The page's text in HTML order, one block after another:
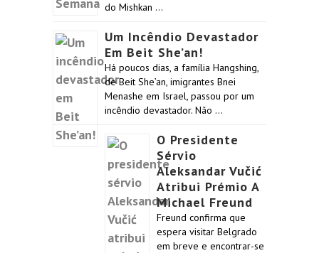
do Mishkan …
Um Incêndio Devastador
Em Beit She’an!
Há poucos dias, a família Hangshing,
de Beit She’an, imigrantes Bnei
Menashe em Israel, passou por um
incêndio devastador. Não …
O Presidente
Sérvio
Aleksandar Vučić
Atribui Prémio A
Michael Freund
Freund confirma que
espera visitar Belgrado
em breve e encontrar-se